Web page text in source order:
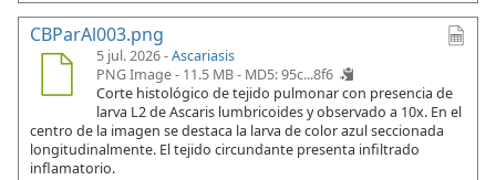
CBParAl003.png
5 jul. 2026 -Ascariasis
PNG Image - 11.5 MB - MD5: 95c...8f6
Corte histológico de tejido pulmonar con presencia de
larva L2 de Ascaris lumbricoides y observado a 10x. En el
centro de la imagen se destaca la larva de color azul seccionada
longitudinalmente. El tejido circundante presenta infiltrado
inflamatorio.